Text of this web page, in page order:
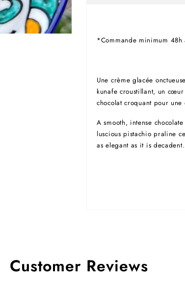
*Commande minimum 48h
Une crème glacée
kunafe croustillant, un
chocolat croquant pour
A smooth, intense
luscious pistachio praline
as elegant as it is decadent.
Customer Reviews